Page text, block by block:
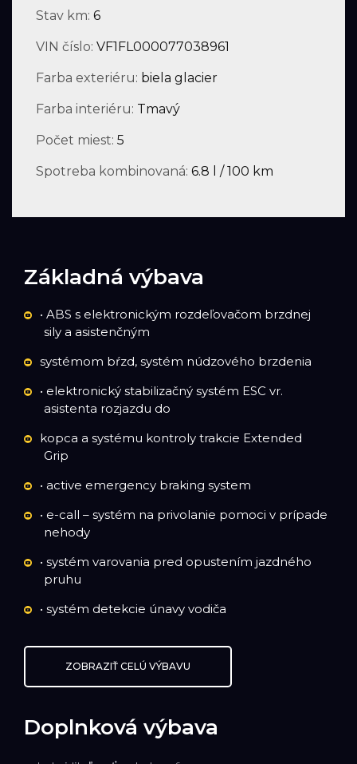
Stav km: 6
VIN číslo: VF1FL000077038961
Farba exteriéru: biela glacier
Farba interiéru: Tmavý
Počet miest: 5
Spotreba kombinovaná: 6.8 l / 100 km
Základná výbava
• ABS s elektronickým rozdeľovačom brzdnej
sily a asistenčným
systémom bŕzd, systém núdzového brzdenia
• elektronický stabilizačný systém ESC vr.
asistenta rozjazdu do
kopca a systému kontroly trakcie Extended
Grip
• active emergency braking system
• e-call – systém na privolanie pomoci v prípade
nehody
• systém varovania pred opustením jazdného
pruhu
• systém detekcie únavy vodiča
ZOBRAZIŤ CELÚ VÝBAVU
Doplnková výbava